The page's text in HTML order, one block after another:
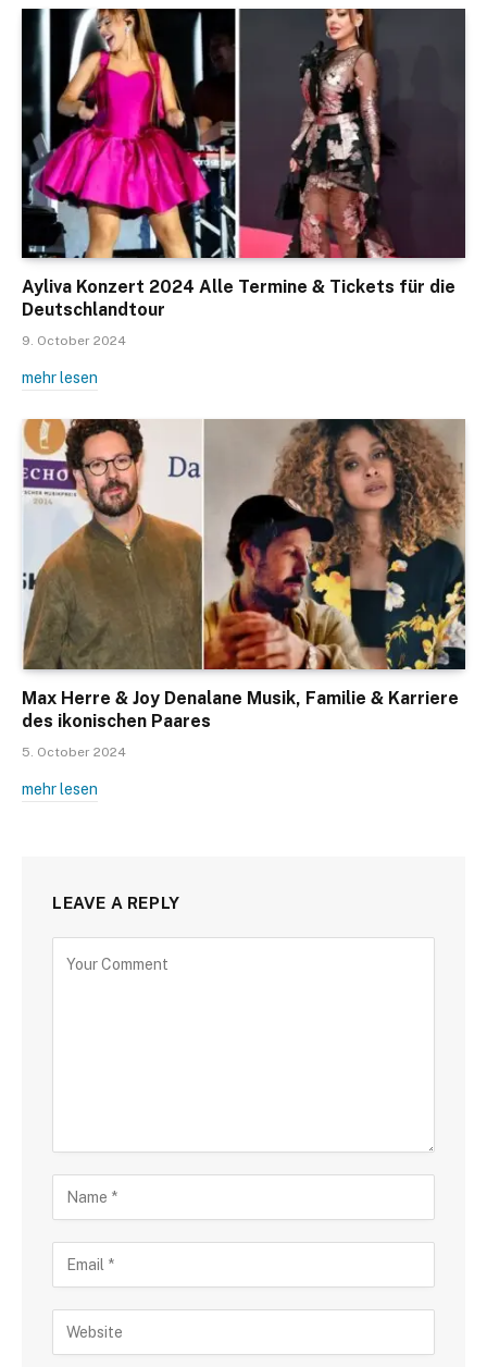
Ayliva Konzert 2024 Alle Termine & Tickets für die
Deutschlandtour
9. October 2024
mehr lesen
Max Herre & Joy Denalane Musik, Familie & Karriere
des ikonischen Paares
5. October 2024
mehr lesen
LEAVE A REPLY